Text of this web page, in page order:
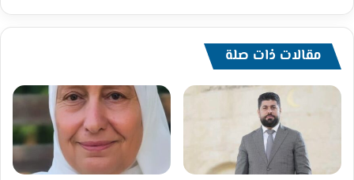
مقالات ذات صلة